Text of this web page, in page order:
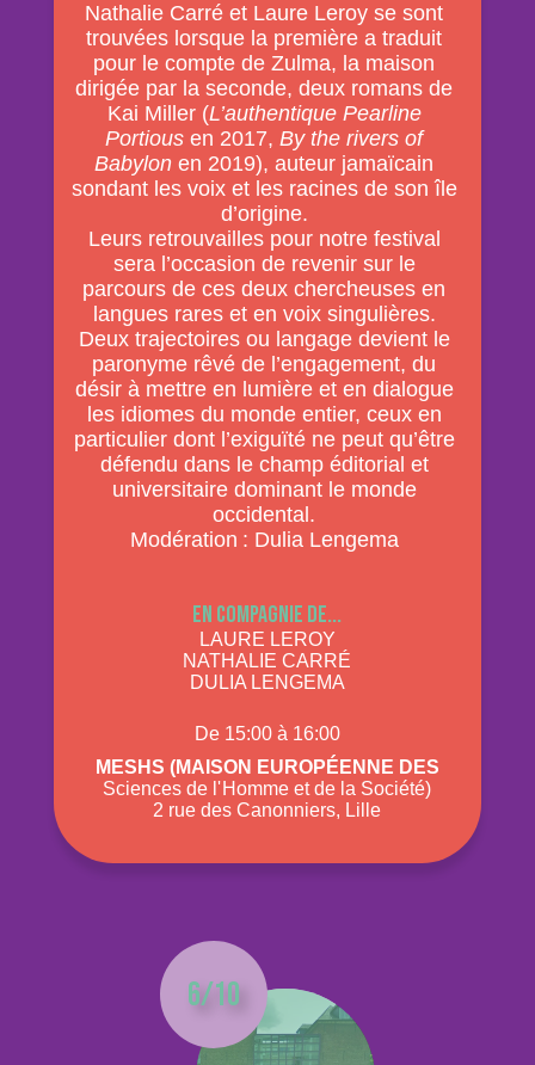
Nathalie Carré et Laure Leroy se sont
trouvées lorsque la première a traduit
pour le compte de Zulma, la maison
dirigée par la seconde, deux romans de
Kai Miller (L’authentique Pearline
Portious en 2017,By the rivers of
Babylon en 2019), auteur jamaïcain
sondant les voix et les racines de son île
d’origine.
Leurs retrouvailles pour notre festival
sera l’occasion de revenir sur le
parcours de ces deux chercheuses en
langues rares et en voix singulières.
Deux trajectoires ou langage devient le
paronyme rêvé de l’engagement, du
désir à mettre en lumière et en dialogue
les idiomes du monde entier, ceux en
particulier dont l’exiguïté ne peut qu’être
défendu dans le champ éditorial et
universitaire dominant le monde
occidental.
Modération : Dulia Lengema
En compagnie de...
LAURE LEROY
NATHALIE CARRÉ
DULIA LENGEMA
De 15:00 à 16:00
Meshs (Maison Européenne des
Sciences de l' Homme et de la Société)
2 rue des Canonniers, Lille
6/10